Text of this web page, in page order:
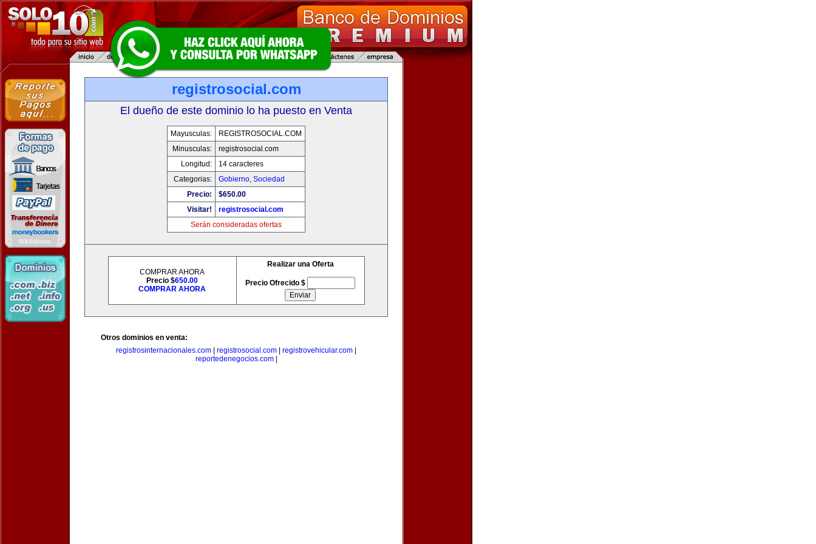
registrosocial.com
El dueño de este dominio lo ha puesto en Venta
Mayusculas:
REGISTROSOCIAL.COM
Minusculas:
registrosocial.com
Longitud:
14 caracteres
Categorias:
Gobierno, Sociedad
Precio:
$650.00
Visitar!
registrosocial.com
Serán consideradas ofertas
COMPRAR AHORA
Precio $650.00
COMPRAR AHORA
Realizar una Oferta
Precio Ofrecido $
Otros dominios en venta:
registrosinternacionales.com
registrosocial.com registrovehicular.com
reportedenegocios.com|